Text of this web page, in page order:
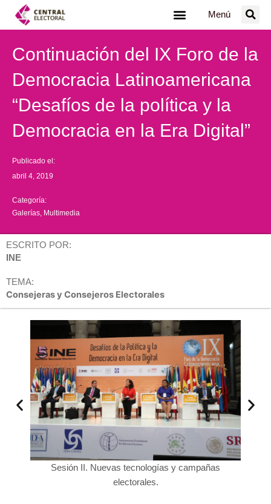
Menú
Continuación del IX Foro de la
Democracia Latinoamericana
“Desafíos de la política y la
Democracia en la Era Digital”
Publicado el:
abril 4, 2019
Categoría:
Galerías Multimedia
ESCRITO POR:
INE
TEMA:
Consejeras y Consejeros Electorales
Sesión II. Nuevas tecnologías y campañas
electorales.